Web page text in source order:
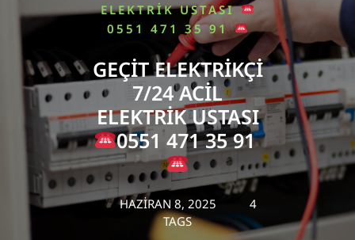
ELEKTRIK USTASI
0551 471 35 91
GEÇIT ELEKTRIKÇI
7/24 ACIL
ELEKTRIK USTASI
0551 471 35 91
HAZIRAN 8, 2025
4
TAGS